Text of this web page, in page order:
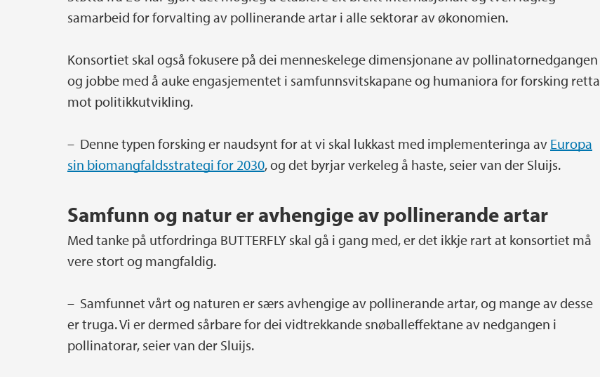
samarbeid for forvalting av pollinerande artar i alle sektorar av økonomien.
Konsortiet skal også fokusere på dei menneskelege dimensjonane av pollinatornedgangen
og jobbe med å auke engasjementet i samfunnsvitskapane og humaniora for forsking retta
mot politikkutvikling.
– Denne typen forsking er naudsynt for at vi skal lukkast med implementeringa av Europa
sin biomangfaldsstrategi for 2030, og det byrjar verkeleg å haste, seier van der Sluijs.
Samfunn og natur er avhengige av pollinerande artar
Med tanke på utfordringa BUTTERFLY skal gå i gang med, er det ikkje rart at konsortiet må
vere stort og mangfaldig.
– Samfunnet vårt og naturen er særs avhengige av pollinerande artar, og mange av desse
er truga. Vi er dermed sårbare for dei vidtrekkande snøballeffektane av nedgangen i
pollinatorar, seier van der Sluijs.